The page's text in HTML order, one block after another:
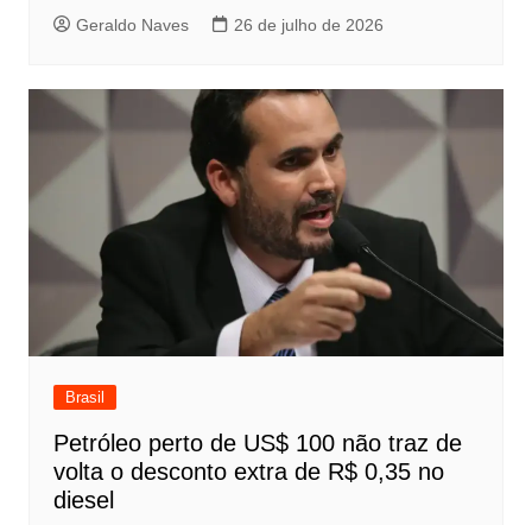
Geraldo Naves 26 de julho de 2026
Brasil
Petróleo perto de US$ 100 não traz de
volta o desconto extra de R$ 0,35 no
diesel